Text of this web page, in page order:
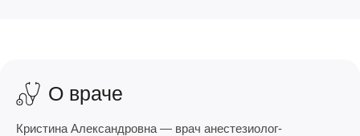
О враче
Кристина Александровна — врач анестезиолог-